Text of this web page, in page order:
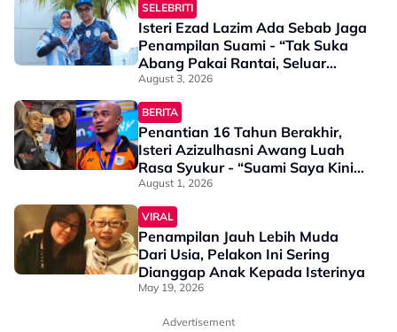
SELEBRITI
Isteri Ezad Lazim Ada Sebab Jaga
Penampilan Suami - “Tak Suka
Abang Pakai Rantai, Seluar
Pendek & Baju Nampak Ketiak…”
August 3, 2026
BERITA
Penantian 16 Tahun Berakhir,
Isteri Azizulhasni Awang Luah
Rasa Syukur - “Suami Saya Kini
Juara Sukan Komanwel”
August 1, 2026
VIRAL
Penampilan Jauh Lebih Muda
Dari Usia, Pelakon Ini Sering
Dianggap Anak Kepada Isterinya
May 19, 2026
Advertisement